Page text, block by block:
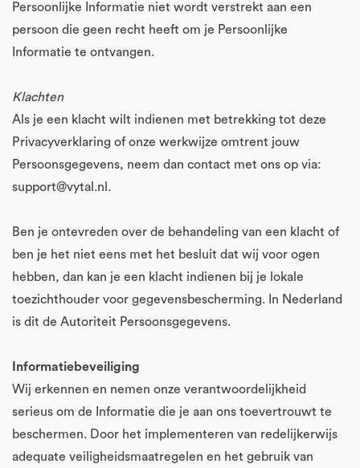
Persoonlijke Informatie niet wordt verstrekt aan een
persoon die geen recht heeft om je Persoonlijke
Informatie te ontvangen.
Klachten
Als je een klacht wilt indienen met betrekking tot deze
Privacyverklaring of onze werkwijze omtrent jouw
Persoonsgegevens, neem dan contact met ons op via:
support@vytal.nl.
Ben je ontevreden over de behandeling van een klacht of
ben je het niet eens met het besluit dat wij voor ogen
hebben, dan kan je een klacht indienen bij je lokale
toezichthouder voor gegevensbescherming. In Nederland
is dit de Autoriteit Persoonsgegevens.
Informatiebeveiliging
Wij erkennen en nemen onze verantwoordelijkheid
serieus om de Informatie die je aan ons toevertrouwt te
beschermen. Door het implementeren van redelijkerwijs
adequate veiligheidsmaatregelen en het gebruik van